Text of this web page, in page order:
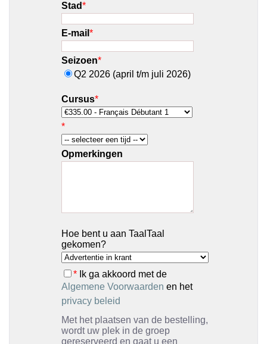
Stad*
E-mail *
Seizoen*
Q2 2026 (april t/m juli 2026)
Cursus*
*
Opmerkingen
Hoe bent u aan TaalTaal
gekomen?
* Ik ga akkoord met de
Algemene Voorwaarden en het
privacy beleid
Met het plaatsen van de bestelling,
wordt uw plek in de groep
gereserveerd en gaat u een